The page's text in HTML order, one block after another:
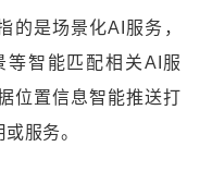
的是场景化AI服务，
智能匹配相关AI服
位置信息智能推送打
服务。